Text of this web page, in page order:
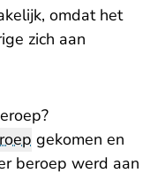
omdat het
zich aan
gekomen en
beroep werd aan